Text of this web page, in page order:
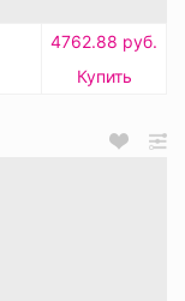
4762.88 руб.
Купить